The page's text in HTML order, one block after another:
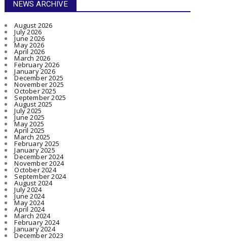
NEWS ARCHIVE
August 2026
July 2026
June 2026
May 2026
April 2026
March 2026
February 2026
January 2026
December 2025
November 2025
October 2025
September 2025
August 2025
July 2025
June 2025
May 2025
April 2025
March 2025
February 2025
January 2025
December 2024
November 2024
October 2024
September 2024
August 2024
July 2024
June 2024
May 2024
April 2024
March 2024
February 2024
January 2024
December 2023